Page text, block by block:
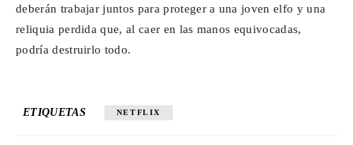
deberán trabajar juntos para proteger a una joven elfo y una
reliquia perdida que, al caer en las manos equivocadas,
podría destruirlo todo.
ETIQUETAS NETFLIX